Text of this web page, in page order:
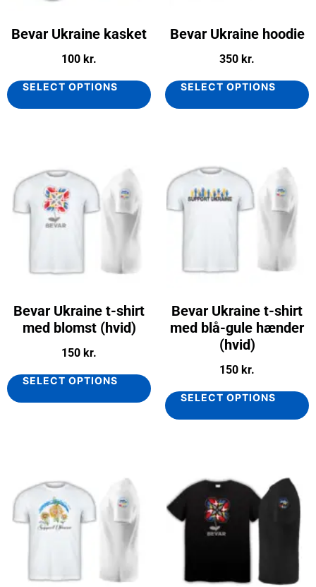
Bevar Ukraine kasket
100 kr.
SELECT OPTIONS
Bevar Ukraine hoodie
350 kr.
SELECT OPTIONS
Bevar Ukraine t-shirt
med blomst (hvid)
150 kr.
SELECT OPTIONS
Bevar Ukraine t-shirt
med blå-gule hænder
(hvid)
150 kr.
SELECT OPTIONS